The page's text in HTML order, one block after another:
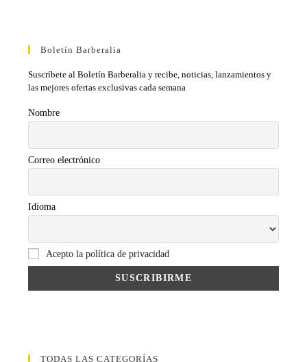
Boletín Barberalia
Suscríbete al Boletín Barberalia y recibe, noticias, lanzamientos y
las mejores ofertas exclusivas cada semana
Nombre
Correo electrónico
Idioma
Acepto la política de privacidad
TODAS LAS CATEGORÍAS